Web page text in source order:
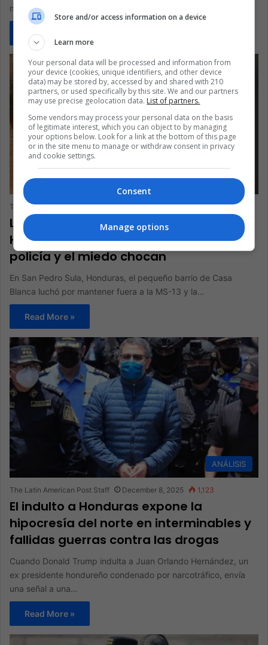
manifestantes seguían gritando…
Read More »
AMÉRICAS
The Latin American Post Staff December 22, 2025 1,067
Los sueños de una tregua callejera en
Honduras cuando las pandillas, la
policía y el miedo chocan
En San Pedro Sula, Honduras, el pequeño barrio de Casa
Blanca luchó por mantener fuera a la MS-13 y la…
Read More »
ANÁLISIS
The Latin American Post Staff December 8, 2025 1,123
El indulto a Honduras expone la
hipocresía del norte en interminables y
fallidas guerras contra las drogas
Cuando Donald Trump indulta a Juan Orlando Hernández, un
ex presidente hondureño condenado por narcotráfico, envía
una señal a una…
Read More »
Store and/or access information on a device
Learn more
Your personal data will be processed and information from
your device (cookies, unique identifiers, and other device
data) may be stored by, accessed by and shared with 210
partners, or used specifically by this site. We and our partners
may use precise geolocation data. List of partners.
Some vendors may process your personal data on the basis
of legitimate interest, which you can object to by managing
your options below. Look for a link at the bottom of this page
or in the site menu to manage or withdraw consent in privacy
and cookie settings.
Consent
Manage options